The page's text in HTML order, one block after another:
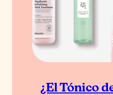
¿El Tónico